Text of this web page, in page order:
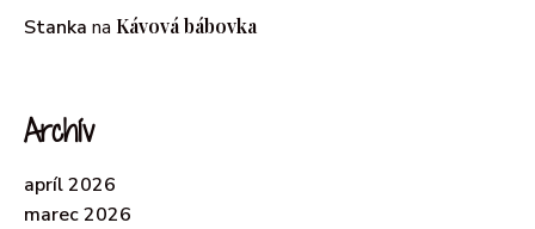
Stanka na Kávová bábovka
Archív
apríl 2026
marec 2026